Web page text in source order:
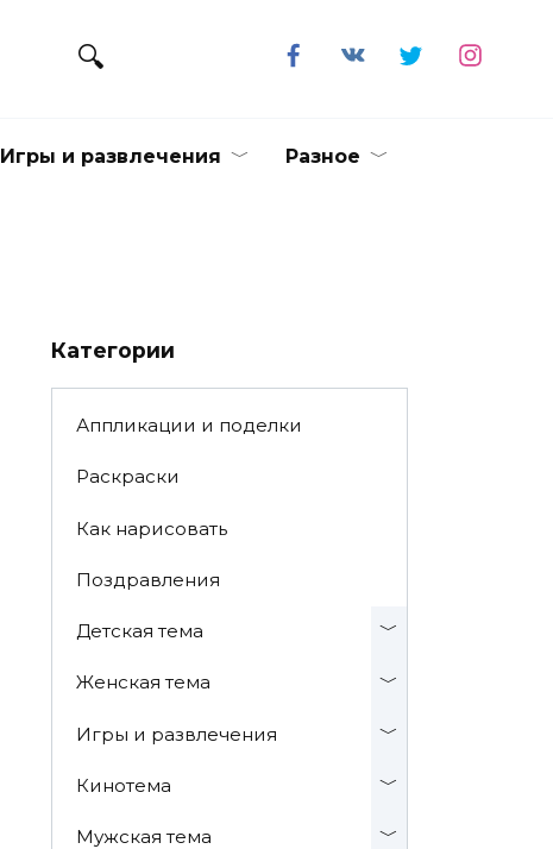
Игры и развлечения Разное
Категории
Аппликации и поделки
Раскраски
Как нарисовать
Поздравления
Детская тема
Женская тема
Игры и развлечения
Кинотема
Мужская тема